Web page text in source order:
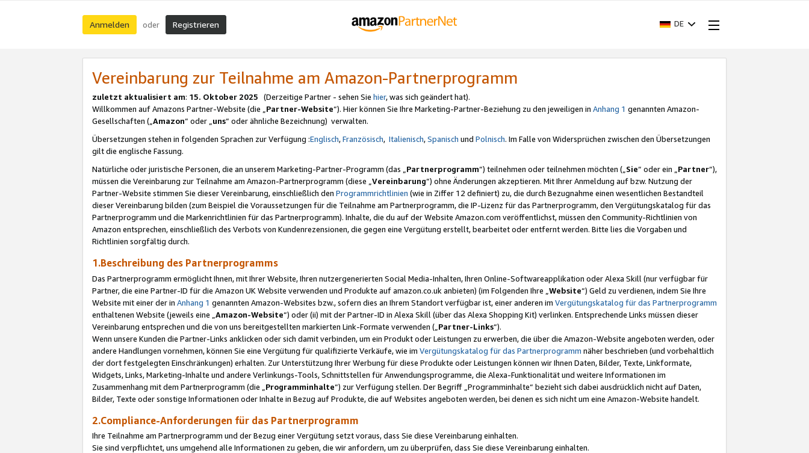
Anmelden oder Registrieren DE
Vereinbarung zur Teilnahme am Amazon-Partnerprogramm
zuletzt aktualisiert am: 15. Oktober 2025 (Derzeitige Partner - sehen Sie hier, was sich geändert hat).
Willkommen auf Amazons Partner-Website (die „Partner-Website“). Hier können Sie Ihre Marketing-Partner-Beziehung zu den jeweiligen in Anhang 1 genannten Amazon-
Gesellschaften („Amazon“ oder „uns“ oder ähnliche Bezeichnung) verwalten.
Übersetzungen stehen in folgenden Sprachen zur Verfügung :Englisch,Französisch, Italienisch,Spanisch und Polnisch. Im Falle von Widersprüchen zwischen den Übersetzungen
gilt die englische Fassung.
Natürliche oder juristische Personen, die an unserem Marketing-Partner-Programm (das „Partnerprogramm“) teilnehmen oder teilnehmen möchten („Sie“ oder ein „Partner“),
müssen die Vereinbarung zur Teilnahme am Amazon-Partnerprogramm (diese „Vereinbarung“) ohne Änderungen akzeptieren. Mit Ihrer Anmeldung auf bzw. Nutzung der
Partner-Website stimmen Sie dieser Vereinbarung, einschließlich den Programmrichtlinien (wie in Ziffer 12 definiert) zu, die durch Bezugnahme einen wesentlichen Bestandteil
dieser Vereinbarung bilden (zum Beispiel die Voraussetzungen für die Teilnahme am Partnerprogramm, die IP-Lizenz für das Partnerprogramm, den Vergütungskatalog für das
Partnerprogramm und die Markenrichtlinien für das Partnerprogramm). Inhalte, die du auf der Website Amazon.com veröffentlichst, müssen den Community-Richtlinien von
Amazon entsprechen, einschließlich des Verbots von Kundenrezensionen, die gegen eine Vergütung erstellt, bearbeitet oder entfernt werden. Bitte lies die Vorgaben und
Richtlinien sorgfältig durch.
1.Beschreibung des Partnerprogramms
Das Partnerprogramm ermöglicht Ihnen, mit Ihrer Website, Ihren nutzergenerierten Social Media-Inhalten, Ihren Online-Softwareapplikation oder Alexa Skill (nur verfügbar für
Partner, die eine Partner-ID für die Amazon UK Website verwenden und Produkte auf amazon.co.uk anbieten) (im Folgenden Ihre „ Website“) Geld zu verdienen, indem Sie Ihre
Website mit einer der in Anhang 1 genannten Amazon-Websites bzw., sofern dies an Ihrem Standort verfügbar ist, einer anderen im Vergütungskatalog für das Partnerprogramm
enthaltenen Website (jeweils eine „ Amazon-Website“) oder (ii) mit der Partner-ID in Alexa Skill (über das Alexa Shopping Kit) verlinken. Entsprechende Links müssen dieser
Vereinbarung entsprechen und die von uns bereitgestellten markierten Link-Formate verwenden („ Partner-Links“).
Wenn unsere Kunden die Partner-Links anklicken oder sich damit verbinden, um ein Produkt oder Leistungen zu erwerben, die über die Amazon-Website angeboten werden, oder
andere Handlungen vornehmen, können Sie eine Vergütung für qualifizierte Verkäufe, wie im Vergütungskatalog für das Partnerprogramm näher beschrieben (und vorbehaltlich
der dort festgelegten Einschränkungen) erhalten. Zur Unterstützung Ihrer Werbung für diese Produkte oder Leistungen können wir Ihnen Daten, Bilder, Texte, Linkformate,
Widgets, Links, Marketing-Inhalte und andere Verlinkungs-Tools, Schnittstellen für Anwendungsprogramme, die Alexa-Funktionalität und weitere Informationen im
Zusammenhang mit dem Partnerprogramm (die „ Programminhalte“) zur Verfügung stellen. Der Begriff „Programminhalte“ bezieht sich dabei ausdrücklich nicht auf Daten,
Bilder, Texte oder sonstige Informationen oder Inhalte in Bezug auf Produkte, die auf Websites angeboten werden, bei denen es sich nicht um eine Amazon-Website handelt.
2.Compliance-Anforderungen für das Partnerprogramm
Ihre Teilnahme am Partnerprogramm und der Bezug einer Vergütung setzt voraus, dass Sie diese Vereinbarung einhalten.
Sie sind verpflichtet, uns umgehend alle Informationen zu geben, die wir anfordern, um zu überprüfen, dass Sie diese Vereinbarung einhalten.